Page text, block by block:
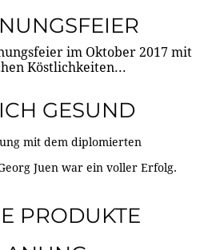
im Oktober 2017 mit
Köstlichkeiten...
GESUND
mit dem diplomierten
Juen war ein voller Erfolg.
PRODUKTE